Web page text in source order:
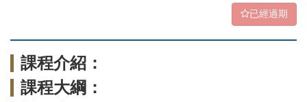
已經過期
課程介紹：
課程大綱：